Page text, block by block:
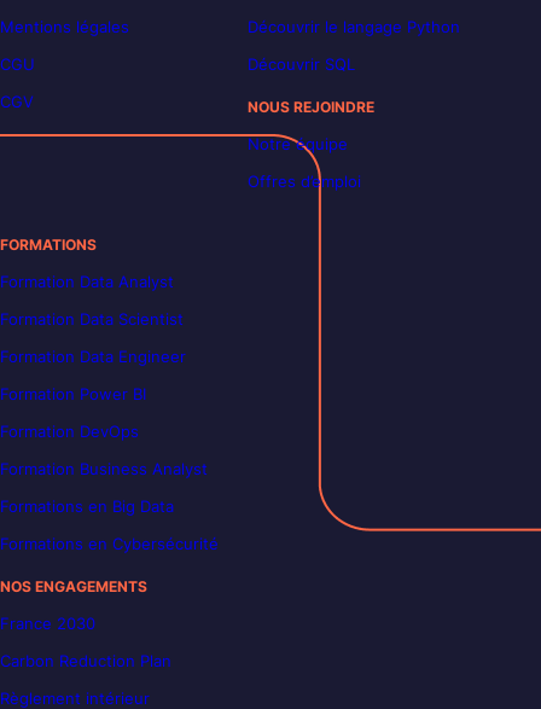
Mentions légales
CGU
CGV
Découvrir le langage Python
Découvrir SQL
NOUS REJOINDRE
Notre équipe
Offres d’emploi
FORMATIONS
Formation Data Analyst
Formation Data Scientist
Formation Data Engineer
Formation Power BI
Formation DevOps
Formation Business Analyst
Formations en Big Data
Formations en Cybersécurité
NOS ENGAGEMENTS
France 2030
Carbon Reduction Plan
Règlement intérieur